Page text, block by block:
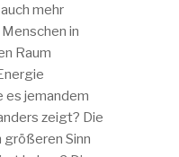
mehr
in
Raum
es jemandem
zeigt? Die
größeren Sinn